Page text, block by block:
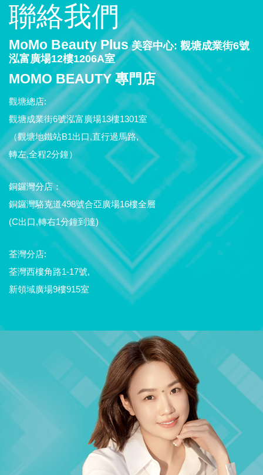
聯絡我們
MoMo Beauty Plus美容中心: 觀塘成業街6號
泓富廣場12樓1206A室
MOMO BEAUTY 專門店
觀塘總店:
觀塘成業街6號泓富廣場13樓1301室
（觀塘地鐵站B1出口,直行過馬路,
轉左,全程2分鐘）
銅鑼灣分店：
銅鑼灣駱克道498號合亞廣場16樓全層
(C出口,轉右1分鐘到達)
荃灣分店:
荃灣西樓角路1-17號,
新領域廣場9樓915室